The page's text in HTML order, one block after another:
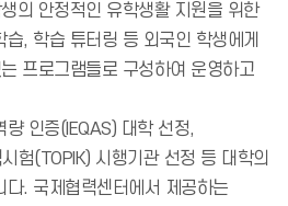
의 안정적인 유학생활 지원을 위한
, 학습 튜터링 등 외국인 학생에게
프로그램들로 구성하여 운영하고
인증(IEQAS) 대학 선정,
험(TOPIK) 시행기관 선정 등 대학의
다. 국제협력센터에서 제공하는